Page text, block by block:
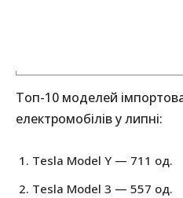
Топ-10 моделей
електромобілів у липні:
Tesla Model Y — 711 од.
Tesla Model 3 — 557 од.